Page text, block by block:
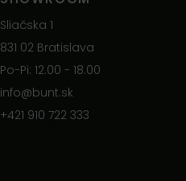
Sliačska 1
831 02 Bratislava
Po-Pi: 12.00 - 18.00
info@bunt.sk
+421 910 722 333